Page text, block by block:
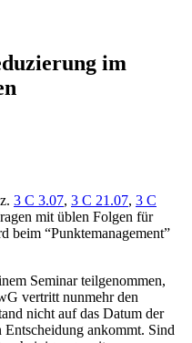
im
3 C 3.07, 3 C 21.07, 3 C
mit üblen Folgen für
beim “Punktemanagement”
Seminar teilgenommen,
vertritt nunmehr den
nicht auf das Datum der
ankommt. Sind